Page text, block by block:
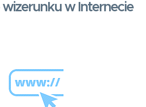
wizerunku w Internecie